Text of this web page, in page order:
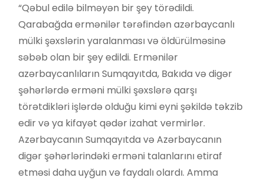
“Qəbul edilə bilməyən bir şey törədildi.
Qarabağda ermənilər tərəfindən azərbaycanlı
mülki şəxslərin yaralanması və öldürülməsinə
səbəb olan bir şey edildi. Ermənilər
azərbaycanlıların Sumqayıtda, Bakıda və digər
şəhərlərdə erməni mülki şəxslərə qarşı
törətdikləri işlərdə olduğu kimi eyni şəkildə təkzib
edir və ya kifayət qədər izahat vermirlər.
Azərbaycanın Sumqayıtda və Azərbaycanın
digər şəhərlərindəki erməni talanlarını etiraf
etməsi daha uyğun və faydalı olardı. Amma